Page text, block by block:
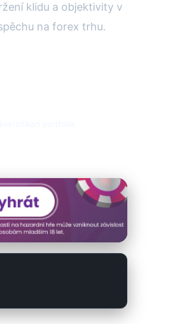
klidu a objektivity v
na forex trhu.